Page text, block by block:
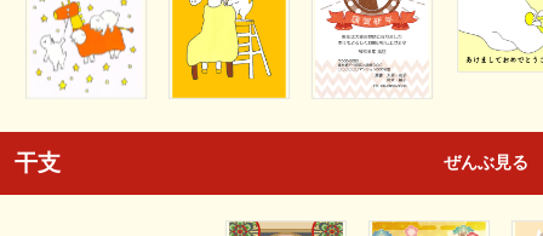
干支 ぜんぶ見る